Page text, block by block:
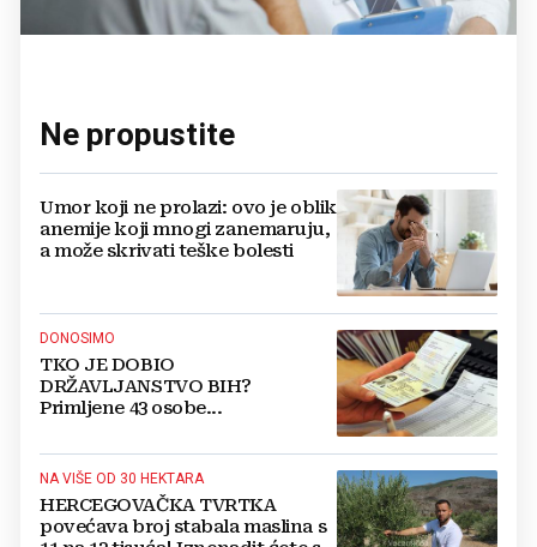
Ne propustite
Umor koji ne prolazi: ovo je oblik
anemije koji mnogi zanemaruju,
a može skrivati teške bolesti
DONOSIMO
TKO JE DOBIO
DRŽAVLJANSTVO BIH?
Primljene 43 osobe...
NA VIŠE OD 30 HEKTARA
HERCEGOVAČKA TVRTKA
povećava broj stabala maslina s